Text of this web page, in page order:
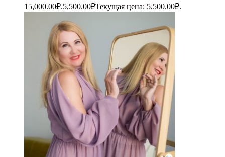
15,000.00₽.5,500.00₽Текущая цена: 5,500.00₽.